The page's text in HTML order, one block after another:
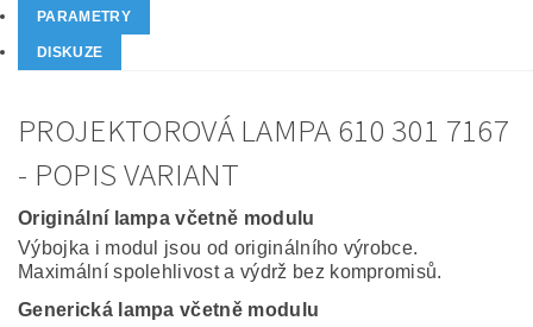
PARAMETRY
DISKUZE
PROJEKTOROVÁ LAMPA 610 301 7167
- POPIS VARIANT
Originální lampa včetně modulu
Výbojka i modul jsou od originálního výrobce.
Maximální spolehlivost a výdrž bez kompromisů.
Generická lampa včetně modulu